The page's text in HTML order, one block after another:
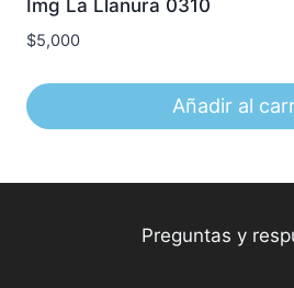
Img La Llanura 0310
$5,000
Añadir al
Preguntas y